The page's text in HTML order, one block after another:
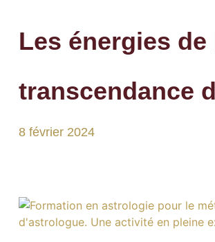
Les énergies de
transcendance
8 février 2024